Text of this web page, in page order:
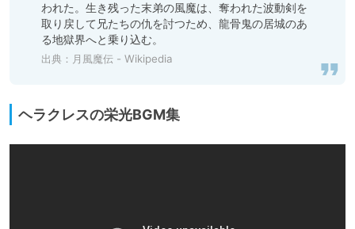
われた。生き残った末弟の風魔は、奪われた波動剣を
取り戻して兄たちの仇を討つため、龍骨鬼の居城のあ
る地獄界へと乗り込む。
出典： 月風魔伝 - Wikipedia
ヘラクレスの栄光BGM集